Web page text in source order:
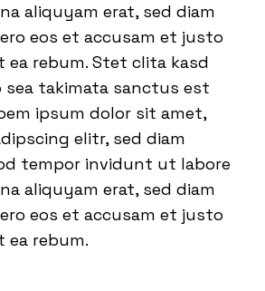
aliquyam erat, sed diam
eos et accusam et justo
ea rebum. Stet clita kasd
sea takimata sanctus est
ipsum dolor sit amet,
elitr, sed diam
tempor invidunt ut labore
aliquyam erat, sed diam
eos et accusam et justo
ea rebum.